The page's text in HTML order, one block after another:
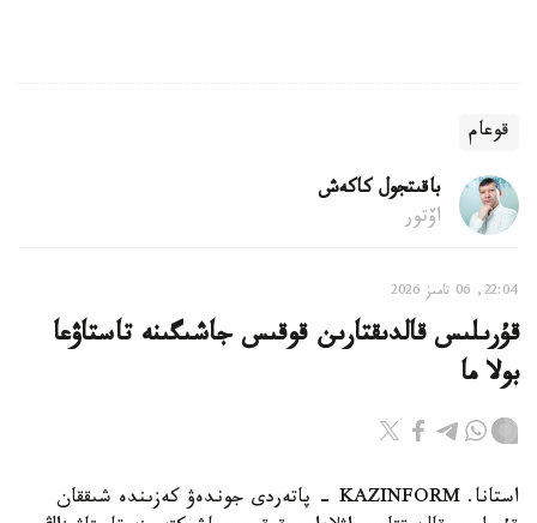
قوعام
باقىتجول كاكەش
اۆتور
22:04, 06 تامىز 2026
قۇرىلىس قالدىقتارىن قوقىس جاشىگىنە تاستاۋعا
بولا ما
استانا. KAZINFORM - پاتەردى جوندەۋ كەزىندە شىققان